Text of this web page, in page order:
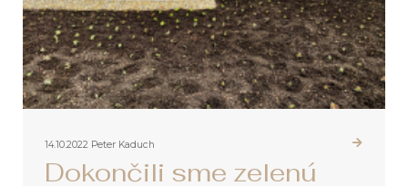
14.10.2022 Peter Kaduch
Dokončili sme zelenú